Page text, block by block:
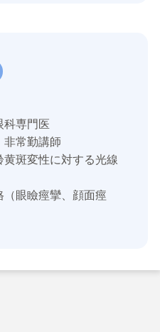
科専門医
常勤講師
黄斑変性に対する光線
眼瞼痙攣、顔面痙